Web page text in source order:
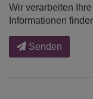
Wir verarbeiten
Informationen
Senden